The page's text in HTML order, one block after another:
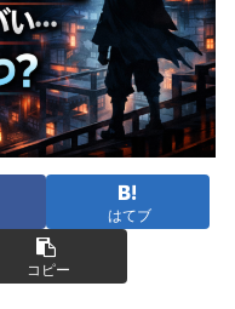
はてブ
コピー